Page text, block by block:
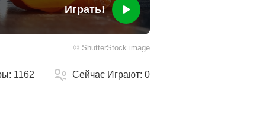
Играть!
© ShutterStock image
1162 Сейчас Играют:0